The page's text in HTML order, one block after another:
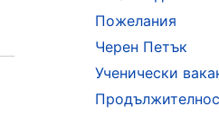
Пожелания
Черен Петък
Ученически